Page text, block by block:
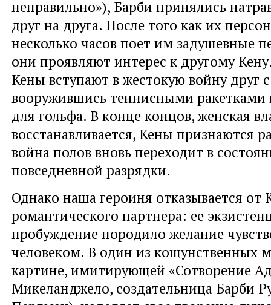
неправильно»), Барби принялись
друг на друга. После того как их
несколько часов поет им задушевные
они проявляют интерес к другому
Кены вступают в жестокую войну друг
вооружившись теннисными
для гольфа. В конце концов, женская
восстанавливается, Кены признаются
война полов вновь переходит в
повседневной разрядки.
Однако наша героиня отказывается от
романтического партнера: ее
пробуждение породило желание
человеком. В один из кощунственных
картине, имитирующей «Сотворение
Микеланджело, создательница Барби